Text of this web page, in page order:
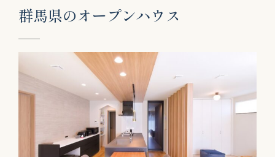
群馬県のオープンハウ ス